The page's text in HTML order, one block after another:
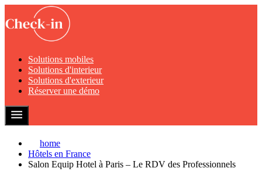
Solutions mobiles
Solutions d'interieur
Solutions d'exterieur
Réserver une démo
home
Hôtels en France
Salon Equip Hotel à Paris – Le RDV des Professionnels